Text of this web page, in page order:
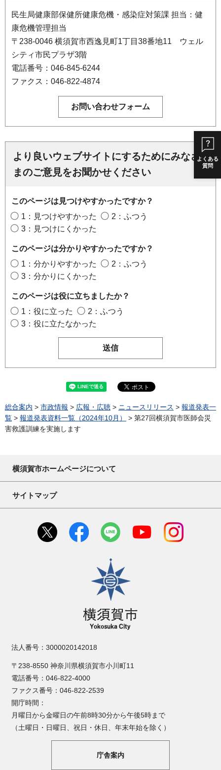
よくある
質問
民生局健康部保健所健康危機・感染症対策課 担当：健
康危機管理担当
〒238-0046 横須賀市西逸見町1丁目38番地11 ウェル
シティ市民プラザ3階
電話番号：046-845-6244
ファクス：046-822-4874
より良いウェブサイトにするためにみなさ
まのご意見をお聞かせください
このページは見つけやすかったですか？
1：見つけやすかった
2：ふつう
3：見つけにくかった
このページは分かりやすかったですか？
1：分かりやすかった
2：ふつう
3：分かりにくかった
このページは役に立ちましたか？
1：役に立った
2：ふつう
3：役に立たなかった
総合案内 > 市政情報 > 広報・広聴 > ニュースリリース > 報道発表一
覧 > 報道発表資料一覧（2024年10月）
> 第27回横須賀市医師会災
害救護訓練を実施します
横須賀市ホームページについて
サイトマップ
横須賀市
法人番号：3000020142018
〒238-8550 神奈川県横須賀市小川町11
電話番号：046-822-4000
ファクス番号：046-822-2539
開庁時間：
月曜日から金曜日の午前8時30分から午後5時まで
（土曜日・日曜日、祝日・休日、年末年始を除く）
庁舎案内